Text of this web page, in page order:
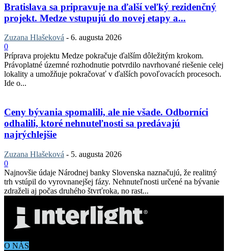
Bratislava sa pripravuje na ďalší veľký rezidenčný
projekt. Medze vstupujú do novej etapy a...
Zuzana Hlašeková - 6. augusta 2026
0
Príprava projektu Medze pokračuje ďalším dôležitým krokom.
Právoplatné územné rozhodnutie potvrdilo navrhované riešenie celej
lokality a umožňuje pokračovať v ďalších povoľovacích procesoch.
Ide o...
Ceny bývania spomalili, ale nie všade. Odborníci
odhalili, ktoré nehnuteľnosti sa predávajú
najrýchlejšie
Zuzana Hlašeková - 5. augusta 2026
0
Najnovšie údaje Národnej banky Slovenska naznačujú, že realitný
trh vstúpil do vyrovnanejšej fázy. Nehnuteľnosti určené na bývanie
zdraželi aj počas druhého štvrťroka, no rast...
O NÁS